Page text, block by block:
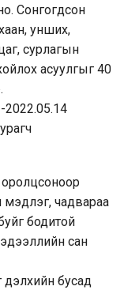
Сонгогдсон
унших,
сурлагын
асуулгыг 40
2022.05.14
чадвараа
бодитой
сан
бусад